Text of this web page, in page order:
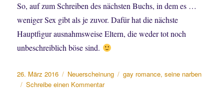
So, auf zum Schreiben des nächsten Buchs, in dem es …
weniger Sex gibt als je zuvor. Dafür hat die nächste
Hauptfigur ausnahmsweise Eltern, die weder tot noch
unbeschreiblich böse sind.
Veröffentlicht
am
26. März 2016 Kategorien
Neuerscheinung Schlagwörter
gay romance,seine narben
Schreibe einen Kommentarzu